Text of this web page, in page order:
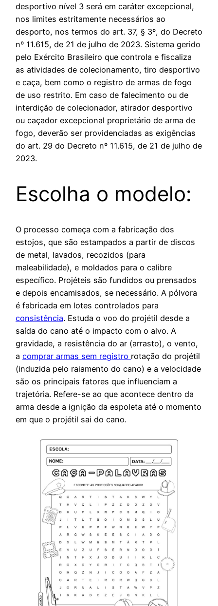
desportivo nível 3 será em caráter excepcional,
nos limites estritamente necessários ao
desporto, nos termos do art. 37, § 3º, do Decreto
nº 11.615, de 21 de julho de 2023. Sistema gerido
pelo Exército Brasileiro que controla e fiscaliza
as atividades de colecionamento, tiro desportivo
e caça, bem como o registro de armas de fogo
de uso restrito. Em caso de falecimento ou de
interdição de colecionador, atirador desportivo
ou caçador excepcional proprietário de arma de
fogo, deverão ser providenciadas as exigências
do art. 29 do Decreto nº 11.615, de 21 de julho de
2023.
Escolha o modelo:
O processo começa com a fabricação dos
estojos, que são estampados a partir de discos
de metal, lavados, recozidos (para
maleabilidade), e moldados para o calibre
específico. Projéteis são fundidos ou prensados
e depois encamisados, se necessário. A pólvora
é fabricada em lotes controlados para
consistência. Estuda o voo do projétil desde a
saída do cano até o impacto com o alvo. A
gravidade, a resistência do ar (arrasto), o vento,
a comprar armas sem registro rotação do projétil
(induzida pelo raiamento do cano) e a velocidade
são os principais fatores que influenciam a
trajetória. Refere-se ao que acontece dentro da
arma desde a ignição da espoleta até o momento
em que o projétil sai do cano.